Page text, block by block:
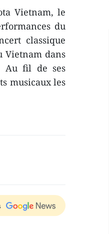
Vietnam, le
du
classique
Vietnam dans
Au fil de ses
musicaux les